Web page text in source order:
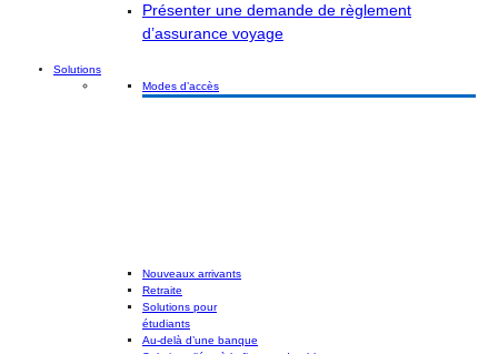
Présenter une demande de règlement
d’assurance voyage
Solutions
Modes d’accès
Nouveaux arrivants
Retraite
Solutions pour
étudiants
Au-delà d’une banque